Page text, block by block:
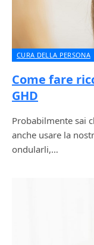
CURA DELLA PERSONA
Come fare
GHD
Probabilmente sai
anche usare la
ondularli,…